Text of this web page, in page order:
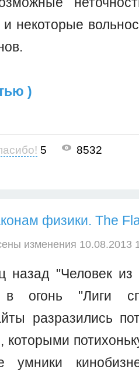
некоторые
)
5 8532
физики. The
изменения 10.08.2013
"Человек из
огонь "Лиги
разразились
которыми
умники